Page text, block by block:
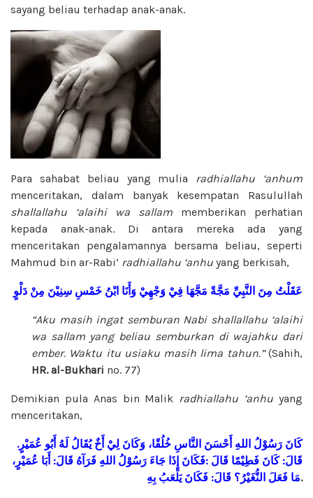
sayang beliau terhadap anak-anak.
Para sahabat beliau yang mulia radhiallahu ‘anhum
menceritakan, dalam banyak kesempatan Rasulullah
shallallahu ‘alaihi wa sallam memberikan perhatian
kepada anak-anak. Di antara mereka ada yang
menceritakan pengalamannya bersama beliau, seperti
Mahmud bin ar-Rabi’ radhiallahu ‘anhu yang berkisah,
عَقَلْتُ مِنَ النَّبِيِّ مَجَّةً مَجَّهَا فِيْ وَجْهِيْ وَأَنَا ابْنُ خَمْسِ سِنِيْنَ مِنْ دَلْوٍ
“Aku masih ingat semburan Nabi shallallahu ‘alaihi
wa sallam yang beliau semburkan di wajahku dari
ember. Waktu itu usiaku masih lima tahun.”(Sahih,
HR. al-Bukhari no. 77)
Demikian pula Anas bin Malik radhiallahu ‘anhu yang
menceritakan,
كَانَ رَسُوْلُ اللهِ أَحْسَنَ النَّاسِ خُلُقًا، وَكَانَ لِيْ أَخٌ يُقَالُ لَهُ أَبُو عُمَيْرٍ.
قَالَ:كَانَ فَطِيْمًا قَالَ :فَكَانَ إِذَا جَاءَ رَسُوْلُ اللهِ فَرَآهُ قَالَ: أَبَا عُمَيْرٍ،
مَا فَعَلَ النُّغَيْرُ؟ قَالَ: فَكَانَ يَلْعَبُ بِهِ .